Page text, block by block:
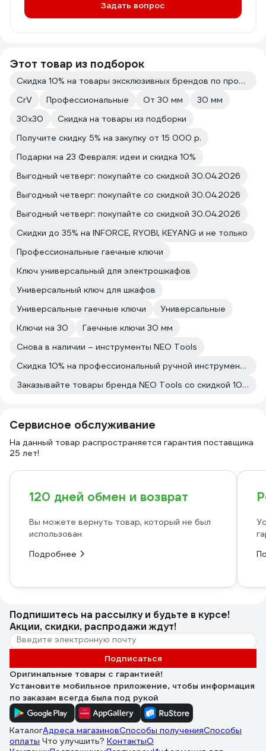
Задать вопрос
Этот товар из подборок
Скидка 10% на товары эксклюзивных брендов по промокоду IMPORT10
CrV
Профессиональные От 30 мм
30 мм
30х30
Скидка на товары из подборки
Получите скидку 5% на закупку от 15 000 р.
Подарки на 23 Февраля: идеи и скидка 10%
Выгодный четверг: покупайте со скидкой 30.04.2026
Выгодный четверг: покупайте со скидкой 30.04.2026
Выгодный четверг: покупайте со скидкой 30.04.2026
Скидки до 35% на INFORCE, RYOBI, KEYANG и не только
Профессиональные гаечные ключи
Ключ универсальный для электрошкафов
Универсальный ключ для шкафов
Универсальные гаечные ключи
Универсальные
Ключи на 30
Гаечные ключи 30 мм
Снова в наличии – инструменты NEO Tools
Скидка 10% на профессиональный ручной инструмент NEO Tools
Заказывайте товары бренда NEO Tools со скидкой 10% – только сегодня!
Сервисное обслуживание
На данный товар распространяется гарантия поставщика
25 лет!
120 дней обмен и возврат
Вы можете вернуть товар, который не был
использован
Подробнее
Подпишитесь на рассылкуи будьте в курсе!
Акции, скидки, распродажи ждут!
Подписаться
Оригинальные товары с гарантией!
Установите мобильное приложение, чтобы информация
по заказам всегда была под рукой
КаталогАдреса магазиновСпособы полученияСпособы
оплаты Что улучшить? КонтактыО